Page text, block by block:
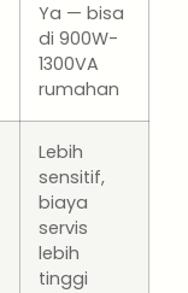
Ya — bisa
di 900W-
1300VA
rumahan
Lebih
sensitif,
biaya
servis
lebih
tinggi